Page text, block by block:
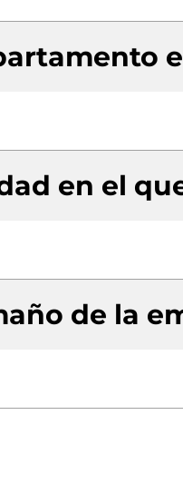
en el
de la